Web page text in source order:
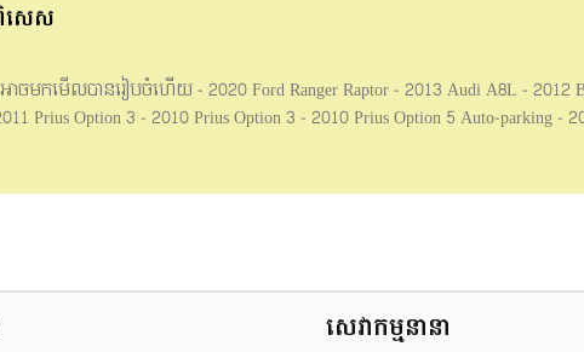
សេស
ចមកមើលបានរៀបចំហើយ - 2020 Ford Ranger Raptor - 2013 Audi A8L - 2012
Prius Option 3 - 2010 Prius Option 3 - 2010 Prius Option 5 Auto-parking -
/ អាគុយ / ABS / ប្រពន្ធភ្លើង / ជើងក្រោម 🎁 Free : កំរាលជើង VIP / ប្រេងម៉ាសុីន /
ង់ថ្មី / ស្លាកលេខធម្មតា —————————————————— ✅មានសេវាបង់រំល
សេវាកម្មនានា